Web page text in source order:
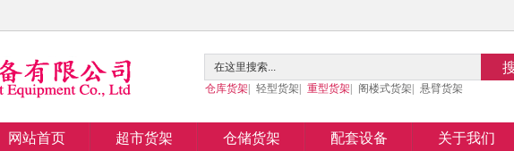
仓库货架 轻型货架 重型货架 阁楼式货架 悬臂货架
网站首页 超市货架 仓储货架 配套设备 关于我们